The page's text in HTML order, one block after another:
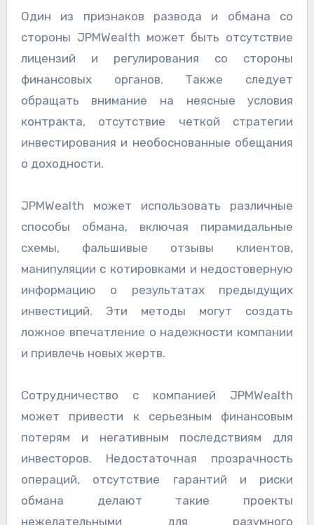
Один из признаков развода и обмана со
стороны JPMWealth может быть отсутствие
лицензий и регулирования со стороны
финансовых органов. Также следует
обращать внимание на неясные условия
контракта, отсутствие четкой стратегии
инвестирования и необоснованные обещания
о доходности.
JPMWealth может использовать различные
способы обмана, включая пирамидальные
схемы, фальшивые отзывы клиентов,
манипуляции с котировками и недостоверную
информацию о результатах предыдущих
инвестиций. Эти методы могут создать
ложное впечатление о надежности компании
и привлечь новых жертв.
Сотрудничество с компанией JPMWealth
может привести к серьезным финансовым
потерям и негативным последствиям для
инвесторов. Недостаточная прозрачность
операций, отсутствие гарантий и риски
обмана делают такие проекты
нежелательными для разумного